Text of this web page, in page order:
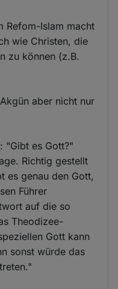
Refom-Islam macht
wie Christen, die
zu können (z.B.
aber nicht nur
"Gibt es Gott?"
Richtig gestellt
es genau den Gott,
Führer
auf die so
Theodizee-
Gott kann
sonst würde das